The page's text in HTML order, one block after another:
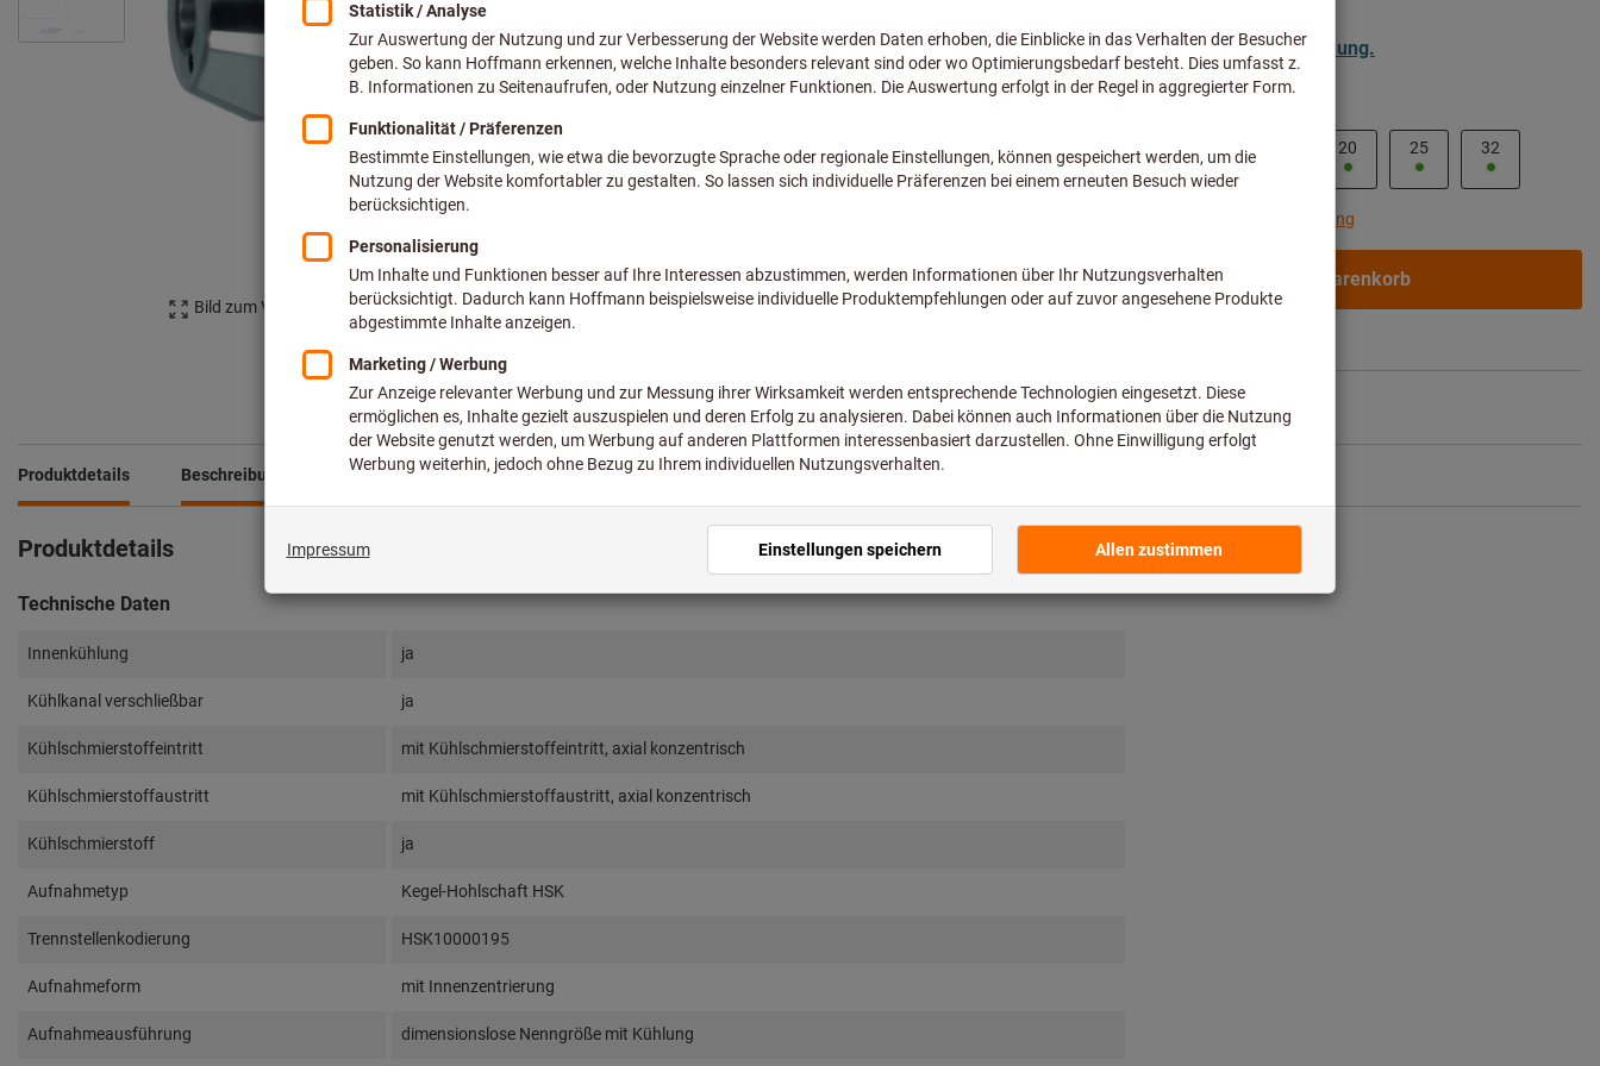
Bild zum Vergrößern anklicken Bild zum Vergrößern anklicken
Individuelle Preisanzeige für Geschäftskunden nachAnmeldung.
6
10 14 20 25 32
Zur Schnellerfassung
In den Warenkorb
Artikel merken Artikel teilen Blätterkatalog
Produktdetails Beschreibung Downloads & Dokumente Produkte vergleichen Passende Produkte
Produktdetails
Technische Daten
Innenkühlung ja
Kühlkanal verschließbar ja
Kühlschmierstoffeintritt mit Kühlschmierstoffeintritt, axial konzentrisch
Kühlschmierstoffaustritt mit Kühlschmierstoffaustritt, axial konzentrisch
Kühlschmierstoff ja
Aufnahmetyp Kegel-Hohlschaft HSK
Trennstellenkodierung HSK10000195
Aufnahmeform mit Innenzentrierung
Aufnahmeausführung dimensionslose Nenngröße mit Kühlung